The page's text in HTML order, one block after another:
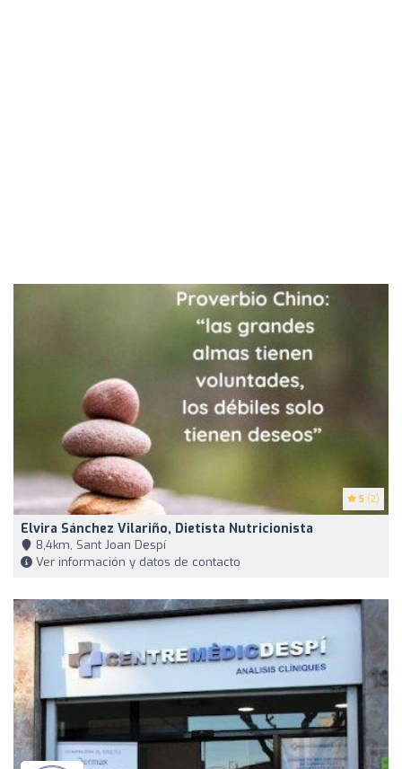
5 (2)
Elvira Sánchez Vilariño, Dietista Nutricionista
8,4km, Sant Joan Despí
Ver información y datos de contacto